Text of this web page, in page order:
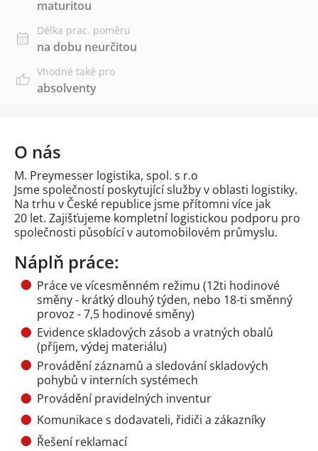
maturitou
Délka prac. poměru
na dobu neurčitou
Vhodné také pro
absolventy
O nás
M. Preymesser logistika, spol. s r.o
Jsme společností poskytující služby v oblasti logistiky.
Na trhu v České republice jsme přítomni více jak
20 let. Zajišťujeme kompletní logistickou podporu pro
společnosti působící v automobilovém průmyslu.
Náplň práce:
Práce ve vícesměnném režimu (12ti hodinové
směny - krátký dlouhý týden, nebo 18-ti směnný
provoz - 7,5 hodinové směny)
Evidence skladových zásob a vratných obalů
(příjem, výdej materiálu)
Provádění záznamů a sledování skladových
pohybů v interních systémech
Provádění pravidelných inventur
Komunikace s dodavateli, řidiči a zákazníky
Řešení reklamací